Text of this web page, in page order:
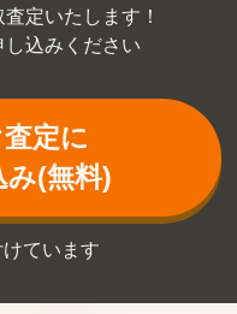
定いたします！
し込みください
定に
み(無料)
ています